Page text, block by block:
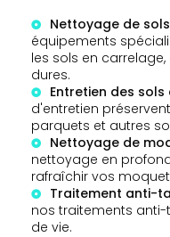
Nettoyage de
équipements
les sols en
dures.
Entretien des sols
d'entretien
parquets et autres
Nettoyage de
nettoyage en
rafraîchir vos
Traitement anti-
nos traitements
de vie.